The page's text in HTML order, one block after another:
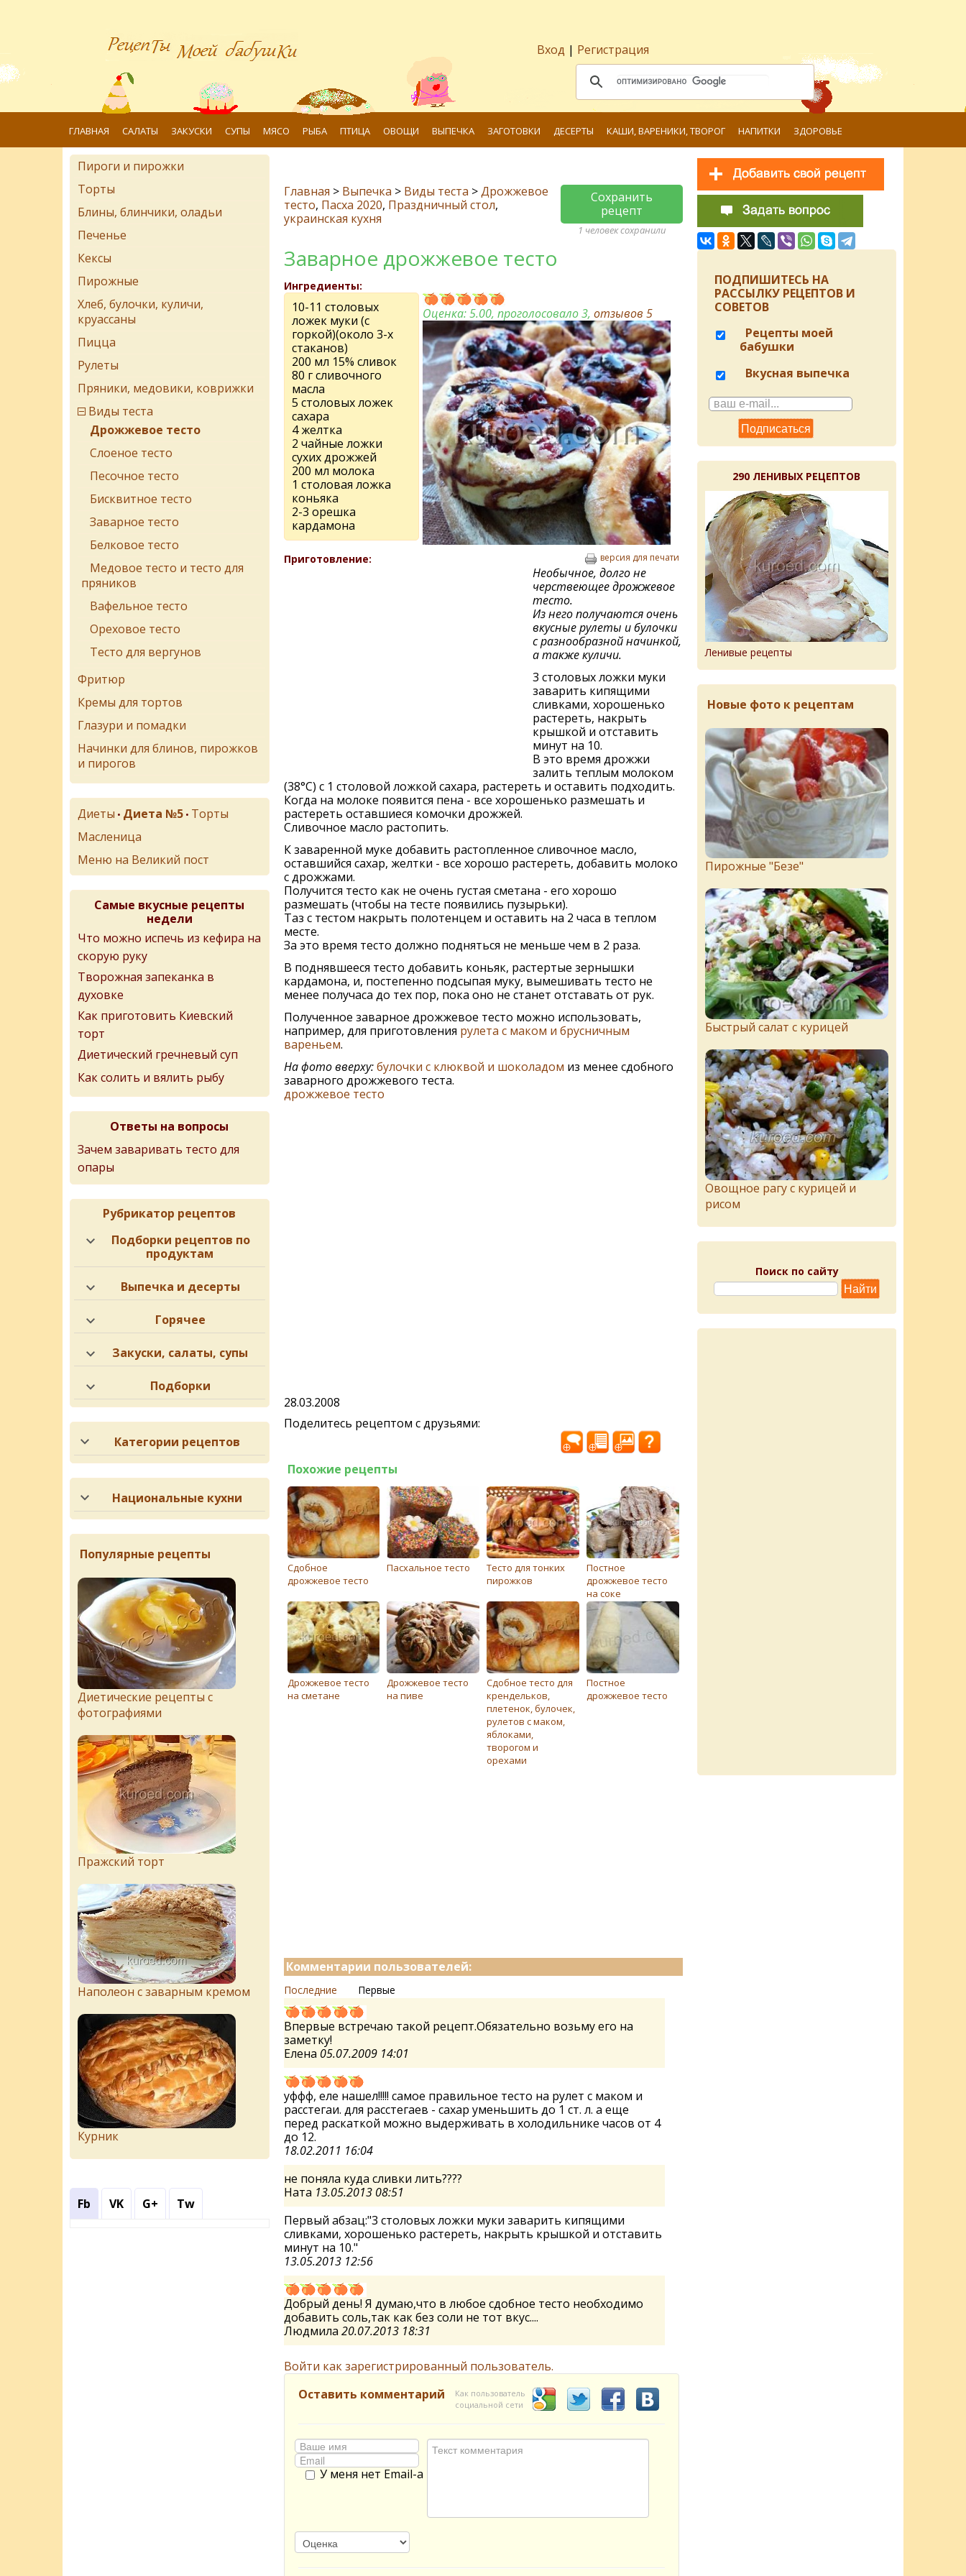
Вход | Регистрация
ГЛАВНАЯ САЛАТЫ ЗАКУСКИ СУПЫ МЯСО РЫБА ПТИЦА ОВОЩИ ВЫПЕЧКА ЗАГОТОВКИ ДЕСЕРТЫ КАШИ, ВАРЕНИКИ, ТВОРОГ НАПИТКИ ЗДОРОВЬЕ
Главная > Выпечка > Виды теста >Дрожжевое
тесто, Пасха 2020, Праздничный стол,
украинская кухня
Сохранить
рецепт
1 человек сохранили
Заварное дрожжевое тесто
Ингредиенты:
10-11 столовых
ложек муки (с
горкой)(около 3-х
стаканов)
200 мл 15% сливок
80 г сливочного
масла
5 столовых ложек
сахара
4 желтка
2 чайные ложки
сухих дрожжей
200 мл молока
1 столовая ложка
коньяка
2-3 орешка
кардамона
Оценка:5.00, проголосовало 3,отзывов5
Приготовление: версия для печати
Необычное, долго не
черствеющее дрожжевое
тесто.
Из него получаются очень
вкусные рулеты и булочки
с разнообразной начинкой,
а также куличи.
3 столовых ложки муки
заварить кипящими
сливками, хорошенько
растереть, накрыть
крышкой и отставить
минут на 10.
В это время дрожжи
залить теплым молоком
(38°C) с 1 столовой ложкой сахара, растереть и оставить подходить.
Когда на молоке появится пена - все хорошенько размешать и
растереть оставшиеся комочки дрожжей.
Сливочное масло растопить.
К заваренной муке добавить растопленное сливочное масло,
оставшийся сахар, желтки - все хорошо растереть, добавить молоко
с дрожжами.
Получится тесто как не очень густая сметана - его хорошо
размешать (чтобы на тесте появились пузырьки).
Таз с тестом накрыть полотенцем и оставить на 2 часа в теплом
месте.
За это время тесто должно подняться не меньше чем в 2 раза.
В поднявшееся тесто добавить коньяк, растертые зернышки
кардамона, и, постепенно подсыпая муку, вымешивать тесто не
менее получаса до тех пор, пока оно не станет отставать от рук.
Полученное заварное дрожжевое тесто можно использовать,
например, для приготовления рулета с маком и брусничным
вареньем.
На фото вверху: булочки с клюквой и шоколадом из менее сдобного
заварного дрожжевого теста.
дрожжевое тесто
28.03.2008
Поделитесь рецептом с друзьями:
Похожие рецепты
Сдобное
дрожжевое тесто
Пасхальное тесто
Тесто для тонких
пирожков
Постное
дрожжевое тесто
на соке
Дрожжевое тесто
на сметане
Дрожжевое тесто
на пиве
Сдобное тесто для
крендельков,
плетенок, булочек,
рулетов с маком,
яблоками,
творогом и
орехами
Постное
дрожжевое тесто
Комментарии пользователей:
Последние Первые
Впервые встречаю такой рецепт.Обязательно возьму его на
заметку!
Елена 05.07.2009 14:01
уффф, еле нашел!!!!! самое правильное тесто на рулет с маком и
расстегаи. для расстегаев - сахар уменьшить до 1 ст. л. а еще
перед раскаткой можно выдерживать в холодильнике часов от 4
до 12.
18.02.2011 16:04
не поняла куда сливки лить????
Ната 13.05.2013 08:51
Первый абзац:"3 столовых ложки муки заварить кипящими
сливками, хорошенько растереть, накрыть крышкой и отставить
минут на 10."
13.05.2013 12:56
Добрый день! Я думаю,что в любое сдобное тесто необходимо
добавить соль,так как без соли не тот вкус....
Людмила 20.07.2013 18:31
Войти как зарегистрированный пользователь.
Оставить комментарий
Как пользователь
социальной сети
У меня нет Email-а
Пироги и пирожки
Торты
Блины, блинчики, оладьи
Печенье
Кексы
Пирожные
Хлеб, булочки, куличи,
круассаны
Пицца
Рулеты
Пряники, медовики, коврижки
Виды теста
Дрожжевое тесто
Cлоеное тесто
Песочное тесто
Бисквитное тесто
Заварное тесто
Белковое тесто
Медовое тесто и тесто для
пряников
Вафельное тесто
Ореховое тесто
Тесто для вергунов
Фритюр
Кремы для тортов
Глазури и помадки
Начинки для блинов, пирожков
и пирогов
Диеты • Диета №5 • Торты
Масленица
Меню на Великий пост
Самые вкусные рецепты
недели
Что можно испечь из кефира на
скорую руку
Творожная запеканка в
духовке
Как приготовить Киевский
торт
Диетический гречневый суп
Как солить и вялить рыбу
Ответы на вопросы
Зачем заваривать тесто для
опары
Рубрикатор рецептов
Подборки рецептов по
продуктам
Выпечка и десерты
Горячее
Закуски, салаты, супы
Подборки
Категории рецептов
Национальные кухни
Популярные рецепты
Диетические рецепты с
фотографиями
Пражский торт
Наполеон с заварным кремом
Курник
Fb VK G+ Tw
ПОДПИШИТЕСЬ НА
РАССЫЛКУ РЕЦЕПТОВ И
СОВЕТОВ
Рецепты моей
бабушки
Вкусная выпечка
290 ЛЕНИВЫХ РЕЦЕПТОВ
Ленивые рецепты
Новые фото к рецептам
Пирожныe "Бeзe"
Быстрый салат с курицей
Овощное рагу с курицей и
рисом
Поиск по сайту